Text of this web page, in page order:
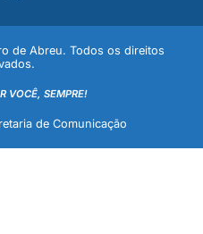
de Abreu. Todos os direitos
VOCÊ, SEMPRE!
de Comunicação